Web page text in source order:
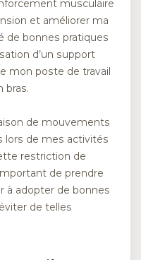
musculaire
et améliorer ma
de bonnes pratiques
d’un support
mon poste de travail
bras.
de mouvements
de mes activités
restriction de
de prendre
à adopter de bonnes
de telles